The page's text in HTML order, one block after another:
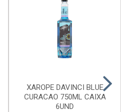
XAROPE DAVINCI BLUE
CURACAO 750ML CAIXA
6UND